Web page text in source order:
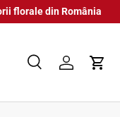
florale din România
Caută Coș